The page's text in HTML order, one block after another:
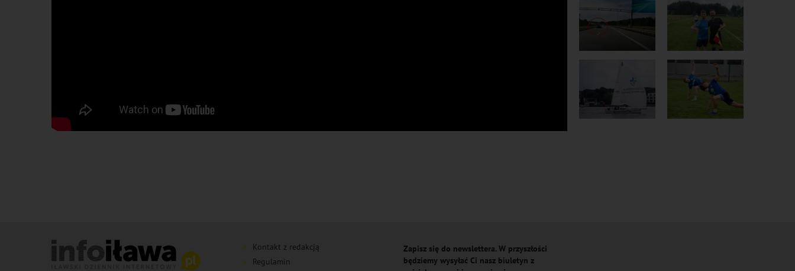
Kontakt z redakcją
Regulamin
Zapisz się do newslettera. W przyszłości
będziemy wysyłać Ci nasz biuletyn z